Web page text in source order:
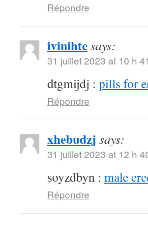
Répondre
ivinihtesays:
31 juillet 2023 at 10 h
dtgmijdj : pills for
Répondre
xhebudzj says:
31 juillet 2023 at 12 h
soyzdbyn : male
Répondre